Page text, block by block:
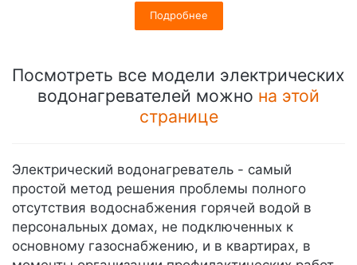
Подробнее
Посмотреть все модели электрических
водонагревателей можно на этой
странице
Электрический водонагреватель - самый
простой метод решения проблемы полного
отсутствия водоснабжения горячей водой в
персональных домах, не подключенных к
основному газоснабжению, и в квартирах, в